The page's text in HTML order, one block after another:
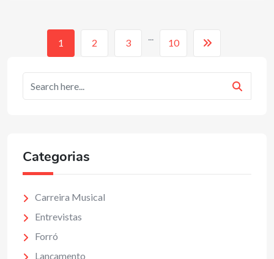
1 2 3 10
Categorias
Carreira Musical
Entrevistas
Forró
Lançamento